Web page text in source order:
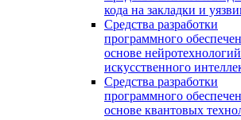
кода на закладки и
Средства разработки
программного
основе
искусственного
Средства разработки
программного
основе квантовых